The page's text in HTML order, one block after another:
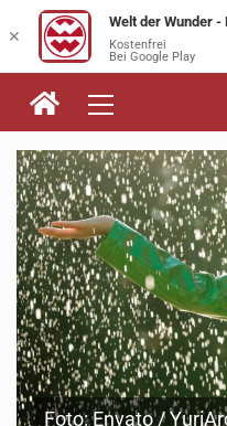
Zum
Inhalt
springen
Foto: Envato /
✕
Welt der Wunder -
Kostenfrei
Bei Google Play